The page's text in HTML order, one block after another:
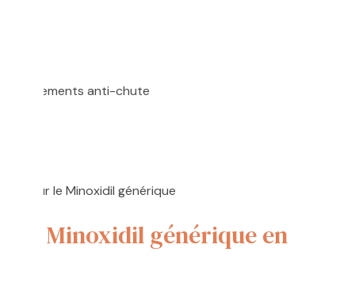
traitements anti-chute
sur le Minoxidil générique
Minoxidil générique en